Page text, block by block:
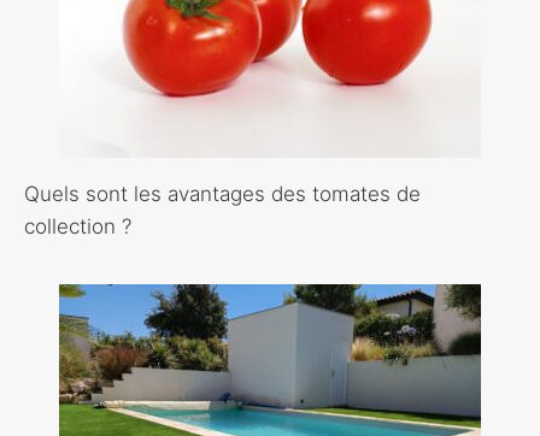
Quels sont les avantages des tomates de
collection ?